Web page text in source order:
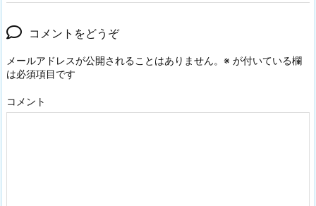
コメントをどうぞ
メールアドレスが公開されることはありません。 ※ が付いている欄
は必須項目です
コメント